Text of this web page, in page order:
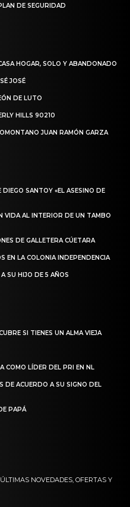
DE SEGURIDAD
HOGAR, SOLO Y ABANDONADO
JOSÉ
DE LUTO
HILLS 90210
JUAN RAMÓN GARZA
SANTOY «EL ASESINO DE
VIDA AL INTERIOR DE UN TAMBO
DE GALLETERA CÚETARA
EN LA COLONIA INDEPENDENCIA
SU HIJO DE 5 AÑOS
SI TIENES UN ALMA VIEJA
COMO LÍDER DEL PRI EN NL
DE ACUERDO A SU SIGNO DEL
PAPÁ
NOVEDADES, OFERTAS Y